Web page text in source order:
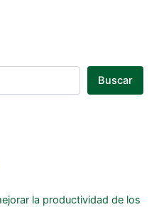
Buscar
la productividad de los